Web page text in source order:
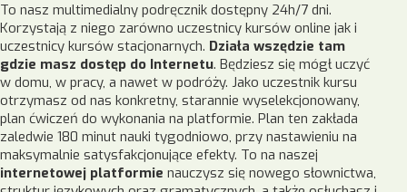
To nasz multimedialny podręcznik dostępny 24h/7 dni.
Korzystają z niego zarówno uczestnicy kursów online jak i
uczestnicy kursów stacjonarnych. Działa wszędzie tam
gdzie masz dostęp do Internetu. Będziesz się mógł uczyć
w domu, w pracy, a nawet w podróży. Jako uczestnik kursu
otrzymasz od nas konkretny, starannie wyselekcjonowany,
plan ćwiczeń do wykonania na platformie. Plan ten zakłada
zaledwie 180 minut nauki tygodniowo, przy nastawieniu na
maksymalnie satysfakcjonujące efekty. To na naszej
internetowej platformie nauczysz się nowego słownictwa,